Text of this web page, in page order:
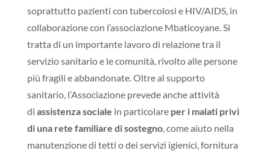
soprattutto pazienti con tubercolosi e HIV/AIDS, in
collaborazione con l’associazione Mbaticoyane. Si
tratta di un importante lavoro di relazione tra il
servizio sanitario e le comunità, rivolto alle persone
più fragili e abbandonate. Oltre al supporto
sanitario, l’Associazione prevede anche attività
di assistenza sociale in particolare per i malati privi
di una rete familiare di sostegno, come aiuto nella
manutenzione di tetti o dei servizi igienici, fornitura